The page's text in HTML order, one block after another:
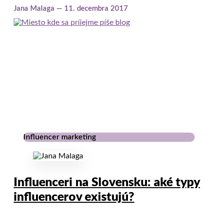
Jana Malaga 11. decembra 2017
Influencer marketing
Influenceri na Slovensku: aké typy
influencerov existujú?